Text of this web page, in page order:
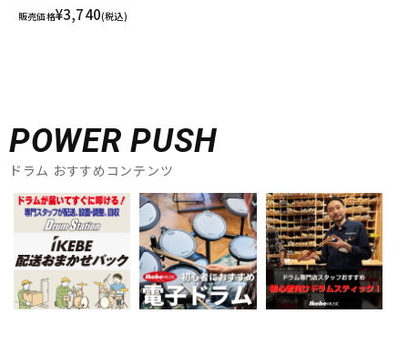
販売価格¥3,740(税込)
POWER PUSH
ドラム おすすめコンテンツ